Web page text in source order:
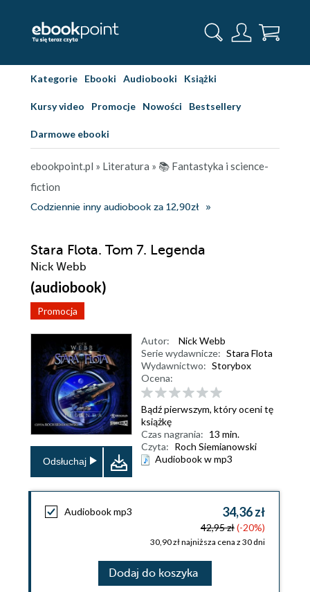
Kategorie Ebooki Audiobooki Książki
Kursy video Promocje Nowości Bestsellery
Darmowe ebooki
ebookpoint.pl » Literatura » 📚 Fantastyka i science-
fiction
Codziennie inny audiobook za 12,90zł
Stara Flota. Tom 7. Legenda
Nick Webb
(audiobook)
Promocja
Odsłuchaj
Autor:
Nick Webb
Serie wydawnicze: Stara Flota
Wydawnictwo: Storybox
Ocena:
Bądź pierwszym, który oceni tę
książkę
Czas nagrania: 13 min.
Czyta: Roch Siemianowski
Audiobook w mp3
Audiobook mp3 34,36 zł
42,95 zł(-20%)
30,90 zł najniższa cena z 30 dni
Dodaj do koszyka